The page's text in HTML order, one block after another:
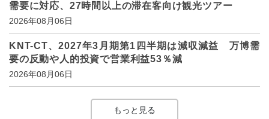
需要に対応、27時間以上の滞在客向け観光ツアー
2026年08月06日
KNT-CT、2027年3月期第1四半期は減収減益 万博需
要の反動や人的投資で営業利益53％減
2026年08月06日
もっと見る